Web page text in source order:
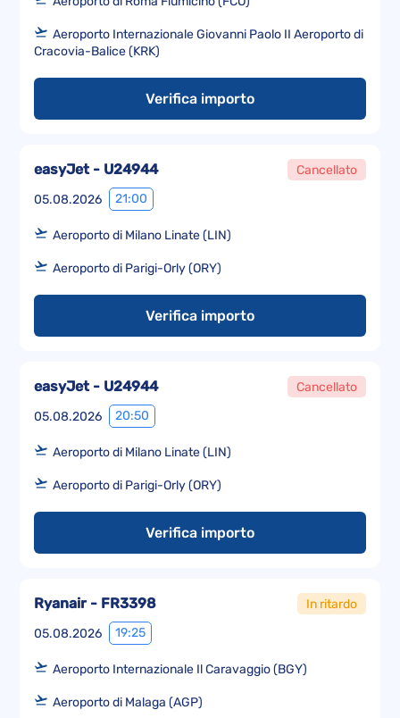
Aeroporto Internazionale Giovanni Paolo II Aeroporto di
Cracovia-Balice (KRK)
Verifica importo
05.08.2026 21:00
easyJet - U24944 Cancellato
Aeroporto di Milano Linate (LIN)
Aeroporto di Parigi-Orly (ORY)
Verifica importo
05.08.2026 20:50
easyJet - U24944 Cancellato
Aeroporto di Milano Linate (LIN)
Aeroporto di Parigi-Orly (ORY)
Verifica importo
05.08.2026 19:25
Ryanair - FR3398 In ritardo
Aeroporto Internazionale Il Caravaggio (BGY)
Aeroporto di Malaga (AGP)